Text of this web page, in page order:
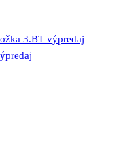
3.BT výpredaj